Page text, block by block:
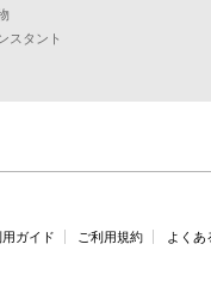
スタント
用ガイド ご利用規約 よくあ